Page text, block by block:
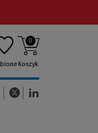
0
Koszyk
(Nowe okno)(Link do innej strony)